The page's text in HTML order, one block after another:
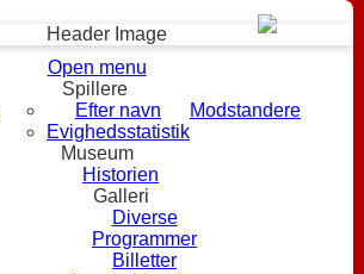
Open menu
Spillere
Efter navn
Evighedsstatistik
Modstandere
Museum
Historien
Galleri
Diverse
Programmer
Billetter